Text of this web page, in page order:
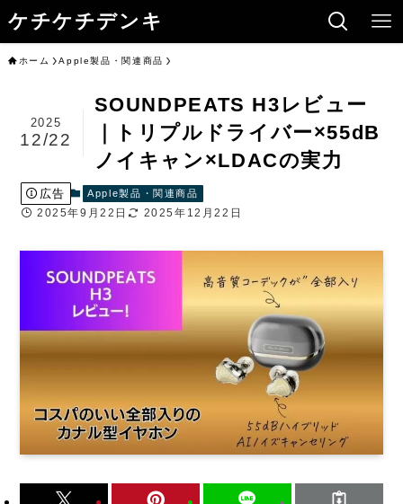
ケチケチデンキ
ホーム Apple製品・関連商品
SOUNDPEATS H3レビュー
｜トリプルドライバー×55dB
ノイキャン×LDACの実力
2025
12/22
広告 Apple製品・関連商品
2025年9月22日 2025年12月22日